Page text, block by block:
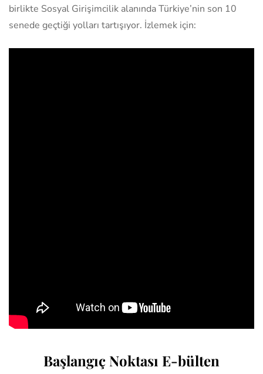
birlikte Sosyal Girişimcilik alanında Türkiye’nin son 10
senede geçtiği yolları tartışıyor. İzlemek için:
Başlangıç Noktası E-bülten